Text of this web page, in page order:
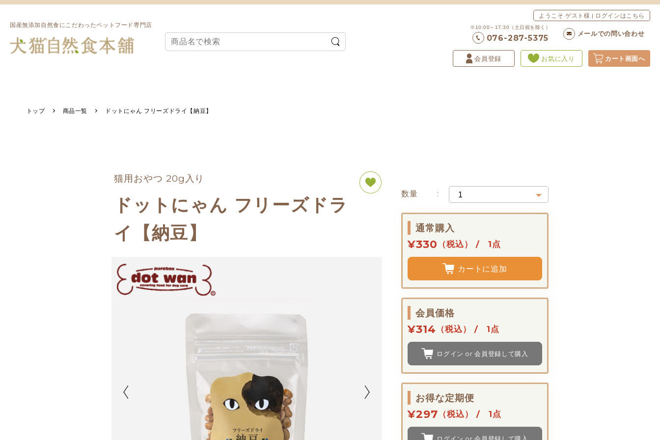
国産無添加自然食にこだわったペットフード専門店
ようこそ ゲスト様 | ログインはこちら
※10:00～17:30（土日祝を除く）
076-287-5375 メールでの問い合わせ
会員登録 お気に入り カート画面へ
トップ 商品一覧 ドットにゃん フリーズドライ【納豆】
猫用おやつ 20g入り
ドットにゃん フリーズドラ
イ【納豆】
数量
通常購入
¥330 （税込） / 1点
カートに追加
会員価格
¥314 （税込） / 1点
ログイン or 会員登録して購入
お得な定期便
¥297 （税込） / 1点